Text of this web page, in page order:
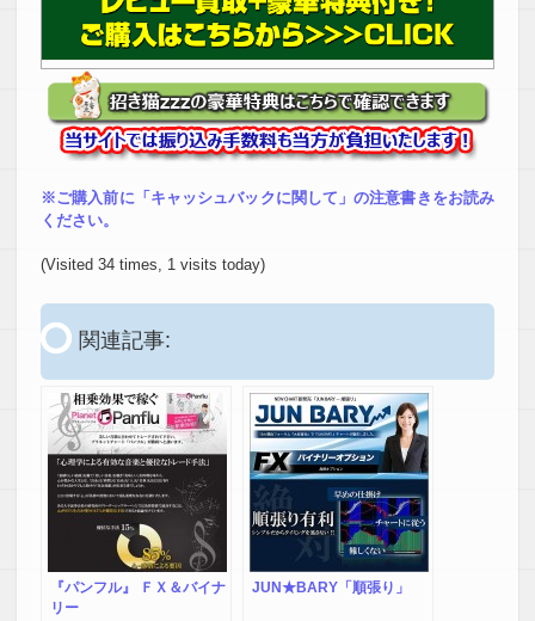
※ご購入前に「キャッシュバックに関して」の注意書きをお読み
ください。
(Visited 34 times, 1 visits today)
関連記事:
『パンフル』 ＦＸ＆バイナ
リー
JUN★BARY「順張り」